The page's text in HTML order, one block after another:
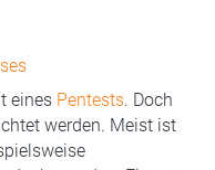
eines Pentests. Doch
werden. Meist ist